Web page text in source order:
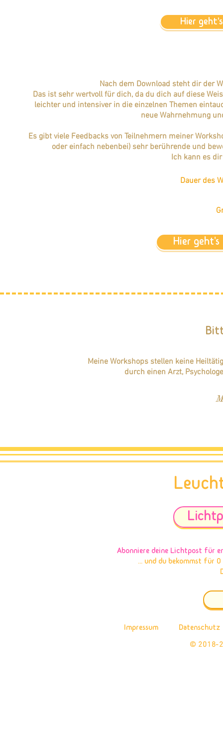
Nach dem Download steht dir der
Das ist sehr wertvoll für dich, da du dich auf diese
leichter und intensiver in die einzelnen Themen
neue Wahrnehmung
Es gibt viele Feedbacks von Teilnehmern meiner
oder einfach nebenbei) sehr berührende und
Ich kann es
Dauer des
Hier
Hier geht's
Meine Workshops stellen keine
durch einen Arzt,
Abonniere deine Lichtpost für
... und du bekommst für
Impressum Datenschutz
© 2018-